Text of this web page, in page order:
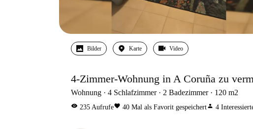
Bilder Karte Video
4-Zimmer-Wohnung in A Coruña zu
Wohnung 4 Schlafzimmer 2 Badezimmer 120 m2
visibility 235 Aufrufefavorite 40 Mal als Favorit gespeichertperson 4